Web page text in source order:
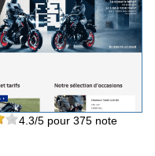
4.3/5 pour 375 note